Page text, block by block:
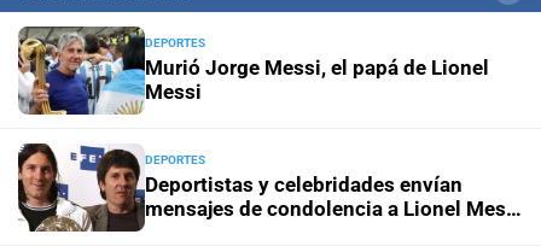
+Área Metropolitana
DEPORTES
Murió Jorge Messi, el papá de Lionel
Messi
DEPORTES
Deportistas y celebridades envían
mensajes de condolencia a Lionel Messi